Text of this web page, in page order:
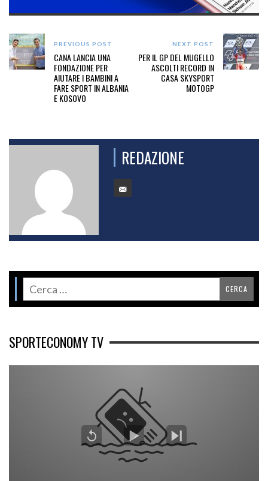
PREVIOUS POST
CANA LANCIA UNA
FONDAZIONE PER
AIUTARE I BAMBINI A
FARE SPORT IN ALBANIA
E KOSOVO
NEXT POST
PER IL GP DEL MUGELLO
ASCOLTI RECORD IN
CASA SKYSPORT
MOTOGP
REDAZIONE
SPORTECONOMY TV